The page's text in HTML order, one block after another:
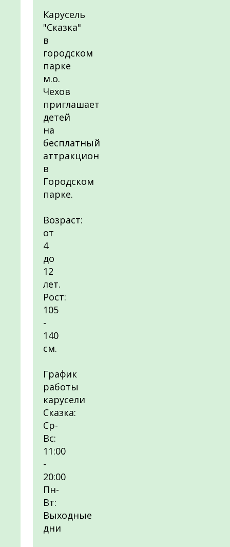
Карусель
"Сказка"
в
городском
парке
м.о.
Чехов
приглашает
детей
на
бесплатный
аттракцион
в
Городском
парке.
Возраст:
от
4
до
12
лет.
Рост:
105
-
140
см.
График
работы
карусели
Сказка:
Ср-
Вс:
11:00
-
20:00
Пн-
Вт:
Выходные
дни